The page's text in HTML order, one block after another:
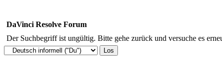
DaVinci Resolve Forum
Der Suchbegriff ist ungültig. Bitte gehe zurück und versuche es